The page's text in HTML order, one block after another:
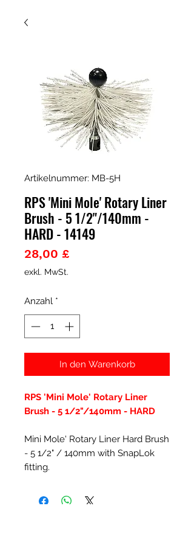
Artikelnummer: MB-5H
RPS 'Mini Mole' Rotary Liner
Brush - 5 1/2"/140mm -
HARD - 14149
28,00 £Preis
exkl. MwSt.
Anzahl *
In den Warenkorb
RPS 'Mini Mole' Rotary Liner
Brush - 5 1/2"/140mm - HARD
Mini Mole' Rotary Liner Hard Brush
- 5 1/2" / 140mm with SnapLok
fitting.